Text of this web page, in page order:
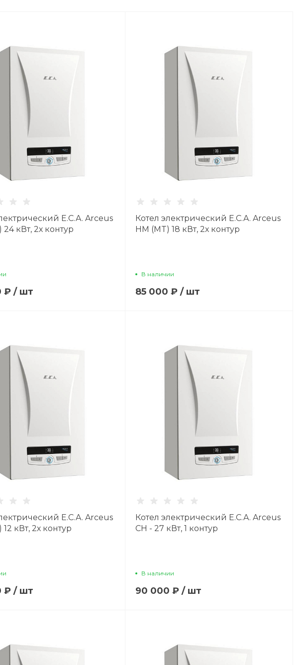
E.C.A. Arceus
24 кВт, 2х контур
₽/ шт
Котел электрический E.C.A. Arceus
HM (MT) 18 кВт, 2х контур
В наличии
85 000 ₽/ шт
E.C.A. Arceus
12 кВт, 2х контур
₽/ шт
Котел электрический E.C.A. Arceus
CH - 27 кВт, 1 контур
В наличии
90 000 ₽/ шт